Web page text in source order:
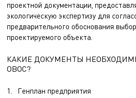
проектной документации,
экологическую экспертизу для
предварительного обоснования
проектируемого объекта.
КАКИЕ ДОКУМЕНТЫ
ОВОС?
Генплан предприятия